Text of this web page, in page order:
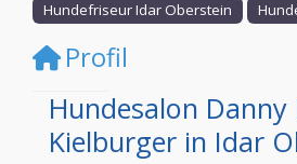
Hundefriseur Idar Oberstein
Profil
Hundesalon Danny
Kielburger in Idar